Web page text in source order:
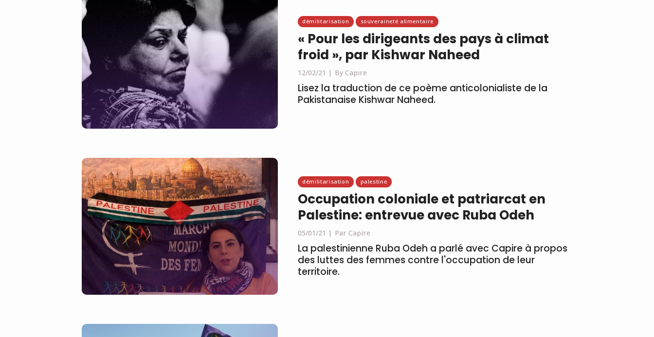
démilitarisation souveraineté alimentaire
« Pour les dirigeants des pays à climat
froid », par Kishwar Naheed
12/02/21 By Capire
Lisez la traduction de ce poème anticolonialiste de la
Pakistanaise Kishwar Naheed.
démilitarisation palestine
Occupation coloniale et patriarcat en
Palestine: entrevue avec Ruba Odeh
05/01/21 Par Capire
La palestinienne Ruba Odeh a parlé avec Capire à propos
des luttes des femmes contre l'occupation de leur
territoire.